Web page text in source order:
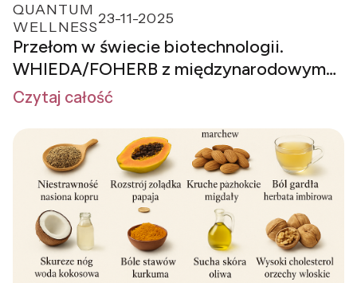
QUANTUM
WELLNESS23-11-2025
Przełom w świecie biotechnologii.
WHIEDA/FOHERB z międzynarodowym
sukcesem
Czytaj całość